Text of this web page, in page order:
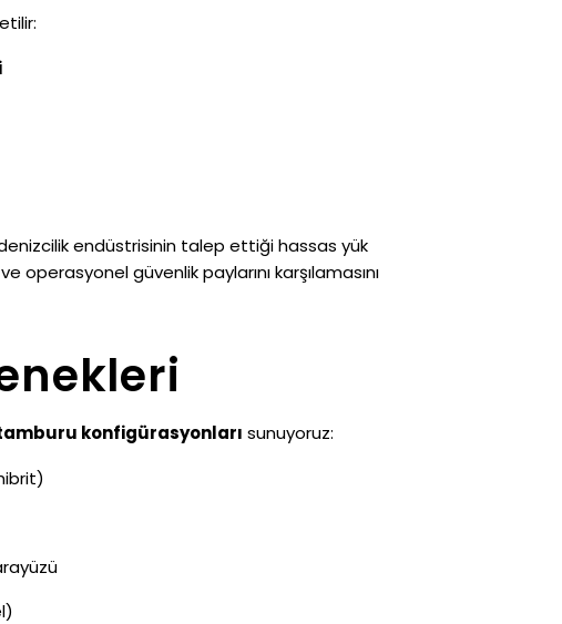
endüstrisinin talep ettiği hassas yük
operasyonel güvenlik paylarını karşılamasını
konfigürasyonları sunuyoruz: